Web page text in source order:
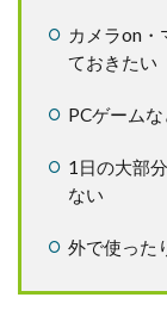
カメラon・
ておきたい
PCゲーム
1日の大部
ない
外で使った